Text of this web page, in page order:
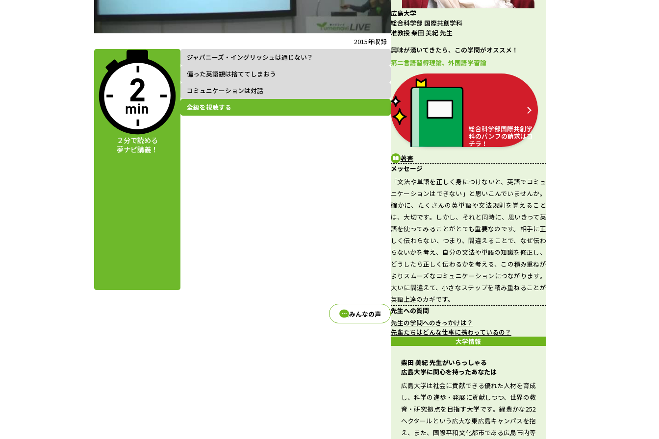
l
a
y
2015年収録
２分で読める
夢ナビ講義！
動画視聴前に
夢ナビ講義を
読んでみよう
ジャパニーズ・イングリッシュは通じない？
偏った英語観は捨ててしまおう
コミュニケーションは対話
全編を視聴する
みんなの声
広島大学
総合科学部 国際共創学科
准教授 柴田 美紀 先生
興味が湧いてきたら、この学問がオススメ！
第二言語習得理論、外国語学習論
総合科学部国際共創学
科のパンフの請求はコ
チラ！
著書
メッセージ
「文法や単語を正しく身につけないと、英語でコミュ
ニケーションはできない」と思いこんでいませんか。
確かに、たくさんの英単語や文法規則を覚えること
は、大切です。しかし、それと同時に、思いきって英
語を使ってみることがとても重要なのです。相手に正
しく伝わらない、つまり、間違えることで、なぜ伝わ
らないかを考え、自分の文法や単語の知識を修正し、
どうしたら正しく伝わるかを考える、この積み重ねが
よりスムーズなコミュニケーションにつながります。
大いに間違えて、小さなステップを積み重ねることが
英語上達のカギです。
先生への質問
先生の学問へのきっかけは？
先輩たちはどんな仕事に携わっているの？
大学情報
柴田 美紀 先生がいらっしゃる
広島大学に関心を持ったあなたは
広島大学は社会に貢献できる優れた人材を育成
し、科学の進歩・発展に貢献しつつ、世界の教
育・研究拠点を目指す大学です。緑豊かな252
ヘクタールという広大な東広島キャンパスを抱
え、また、国際平和文化都市である広島市内等